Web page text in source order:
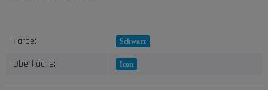
Produkteigenschaft
Wert
Farbe: Schwarz
Oberfläche: Icon